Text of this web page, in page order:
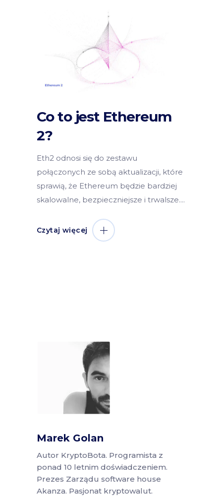
Co to jest Ethereum
2?
Eth2 odnosi się do zestawu
połączonych ze sobą aktualizacji, które
sprawią, że Ethereum będzie bardziej
skalowalne, bezpieczniejsze i trwalsze.
Czytaj więcej
Marek Golan
Autor KryptoBota. Programista z
ponad 10 letnim doświadczeniem.
Prezes Zarządu software house
Akanza. Pasjonat kryptowalut.